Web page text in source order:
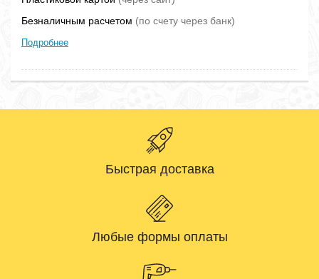
Безналичным расчетом (по счету через банк)
Подробнее
Быстрая доставка
Любые формы оплаты